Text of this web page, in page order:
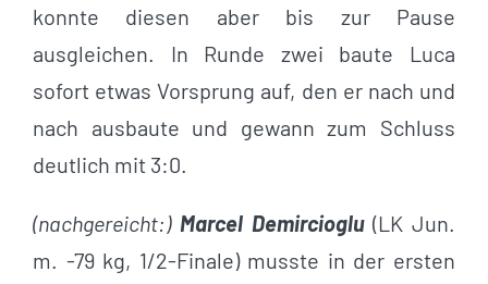
konnte diesen aber bis zur Pause
ausgleichen. In Runde zwei baute Luca
sofort etwas Vorsprung auf, den er nach und
nach ausbaute und gewann zum Schluss
deutlich mit 3:0.
(nachgereicht:)Marcel Demircioglu(LK Jun.
m. -79 kg, 1/2-Finale) musste in der ersten